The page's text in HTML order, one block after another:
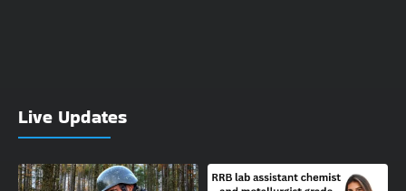
Live Updates